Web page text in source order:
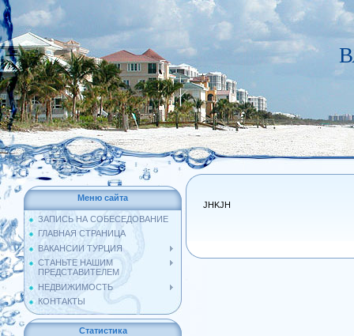
Меню сайта
ЗАПИСЬ НА СОБЕСЕДОВАНИЕ
ГЛАВНАЯ СТРАНИЦА
ВАКАНСИИ ТУРЦИЯ
СТАНЬТЕ НАШИМ
ПРЕДСТАВИТЕЛЕМ
НЕДВИЖИМОСТЬ
КОНТАКТЫ
Статистика
JHKJH